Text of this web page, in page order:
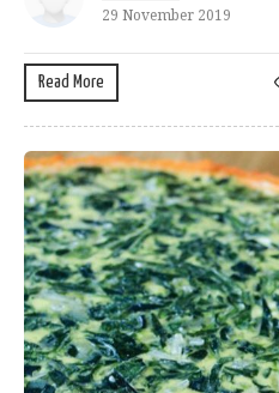
29 November 2019
Read More